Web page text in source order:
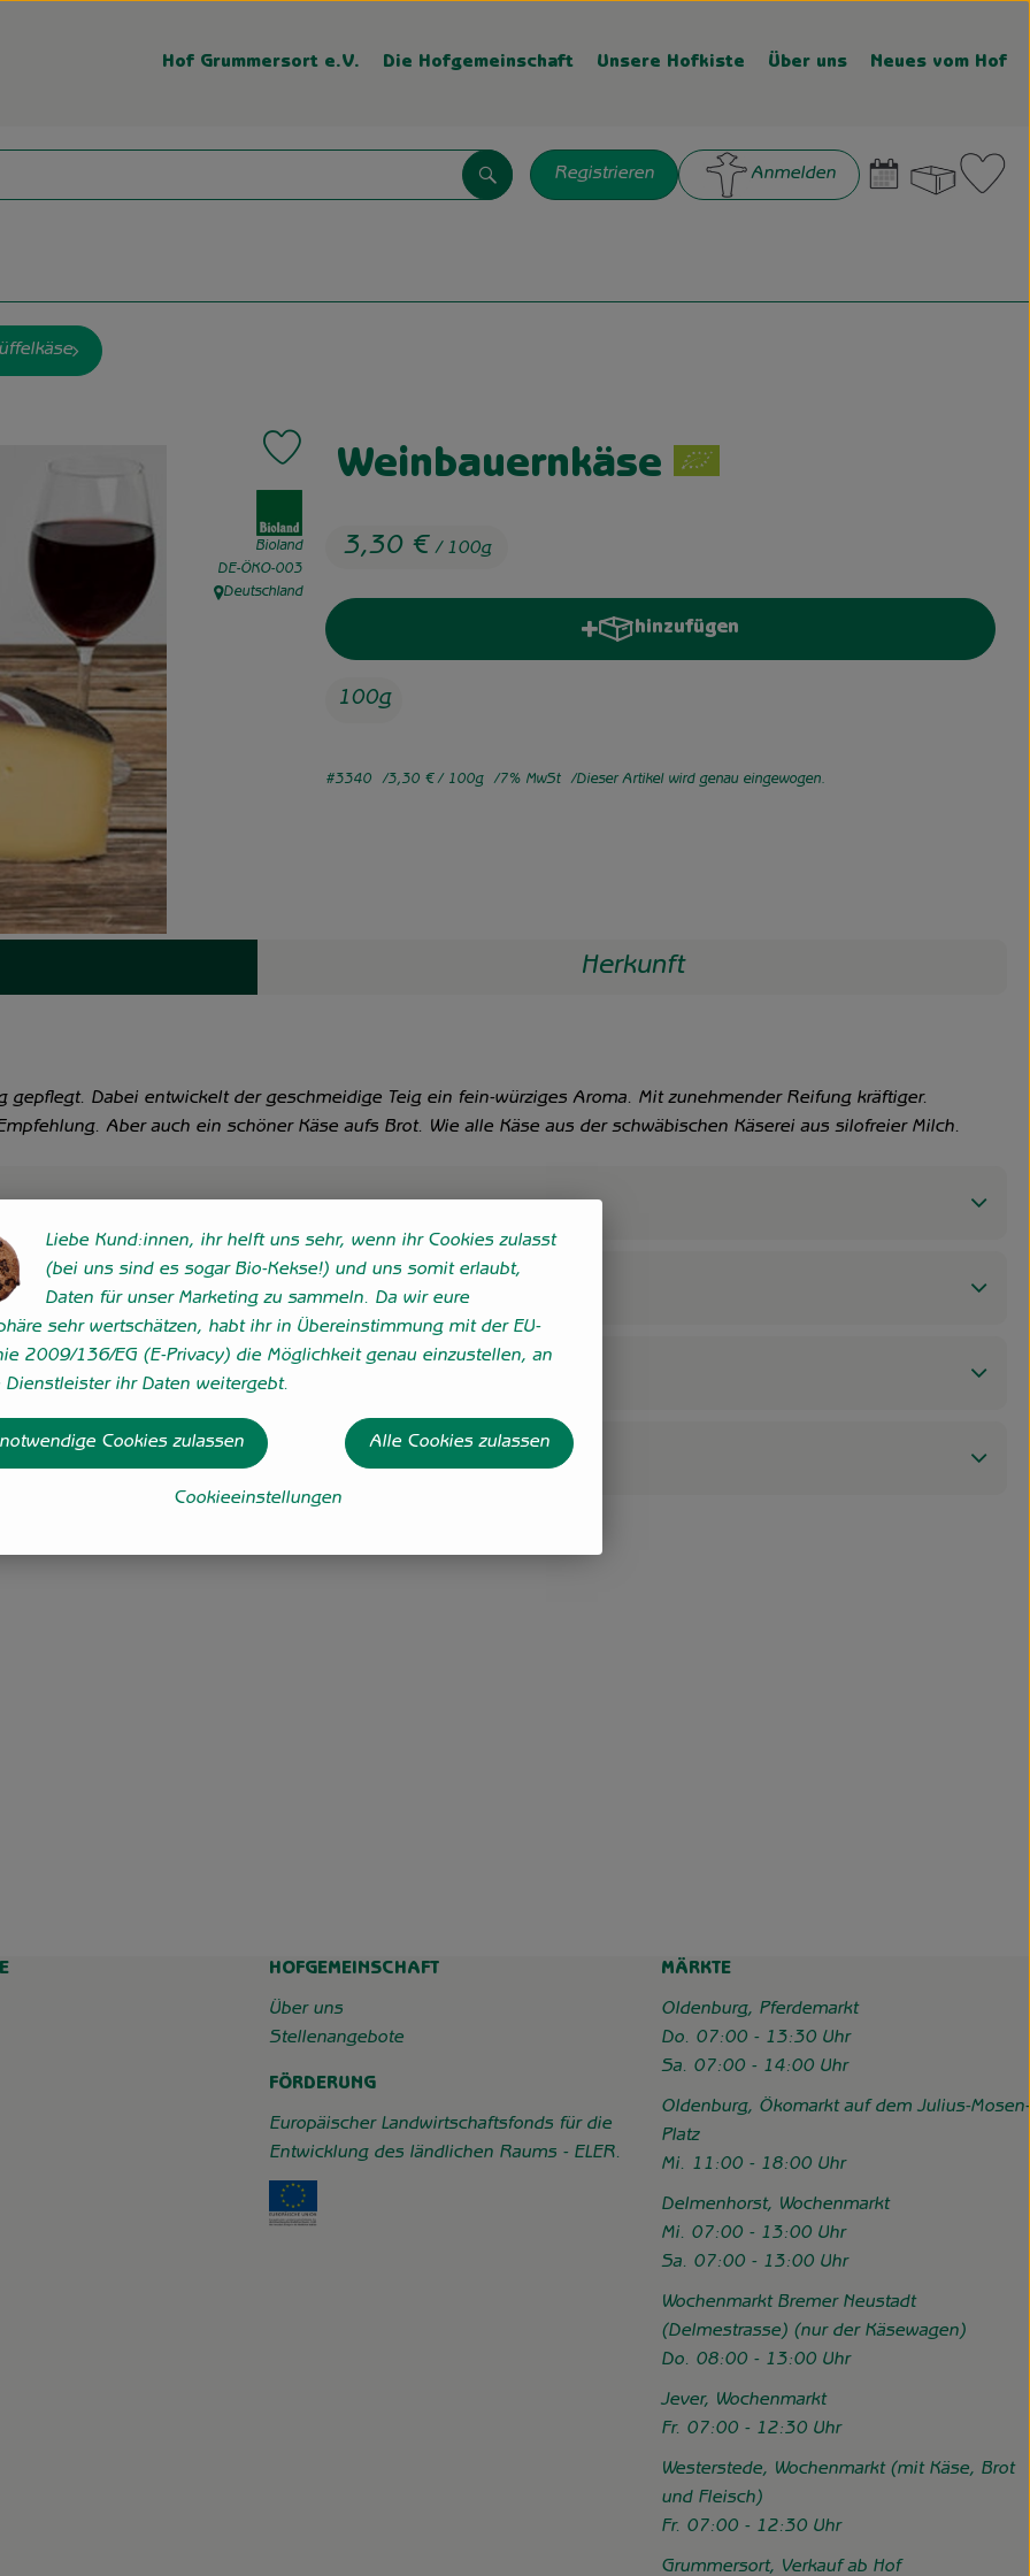
Hof Grummersort e.V. Die Hofgemeinschaft Unsere Hofkiste Über uns Neues vom Hof
Registrieren Anmelden
Suchen
Weinbauernkäse
3,30 €/ 100g
Produkt zu Favouriten hinzufügen
Bioland
, Kontrollstelle:
DE-ÖKO-003
, Herkunft:
Deutschland
hinzufügen
Produkt zum Warenkorb hinzufügen
100g
#3340 3,30 €/ 100g 7% MwSt Dieser Artikel wird genau eingewogen.
Herkunft
gepflegt. Dabei entwickelt der geschmeidige Teig ein fein-würziges Aroma. Mit zunehmender Reifung kräftiger.
Aber auch ein schöner Käse aufs Brot. Wie alle Käse aus der schwäbischen Käserei aus silofreier Milch.
HOFGEMEINSCHAFT
Über uns
Stellenangebote
FÖRDERUNG
Europäischer Landwirtschaftsfonds für die
Entwicklung des ländlichen Raums - ELER.
Externer Link zu https://www.hofgemeinschaft-grummersort.de/das-sind-wir/
MÄRKTE
Oldenburg, Pferdemarkt
Do. 07:00 - 13:30 Uhr
Sa. 07:00 - 14:00 Uhr
Oldenburg, Ökomarkt auf dem Julius-Mosen-
Platz
Mi. 11:00 - 18:00 Uhr
Delmenhorst, Wochenmarkt
Mi. 07:00 - 13:00 Uhr
Sa. 07:00 - 13:00 Uhr
Wochenmarkt Bremer Neustadt
(Delmestrasse) (nur der Käsewagen)
Do. 08:00 - 13:00 Uhr
Jever, Wochenmarkt
Fr. 07:00 - 12:30 Uhr
Westerstede, Wochenmarkt (mit Käse, Brot
und Fleisch)
Fr. 07:00 - 12:30 Uhr
Grummersort, Verkauf ab Hof
Liebe Kund:innen, ihr helft uns sehr, wenn ihr Cookies zulasst
(bei uns sind es sogar Bio-Kekse!) und uns somit erlaubt,
Daten für unser Marketing zu sammeln. Da wir eure
sehr wertschätzen, habt ihr in Übereinstimmung mit der EU-
2009/136/EG (E-Privacy) die Möglichkeit genau einzustellen, an
Dienstleister ihr Daten weitergebt.
Cookieeinstellungen
Cookies zulassen Alle Cookies zulassen